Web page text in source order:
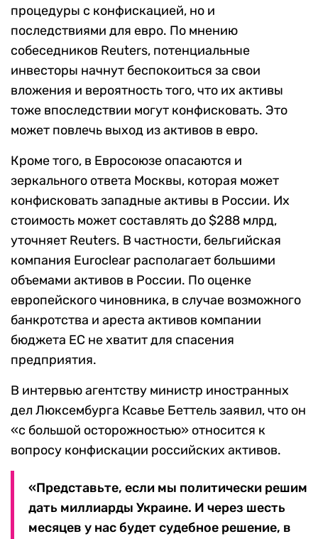
процедуры с конфискацией, но и
последствиями для евро. По мнению
собеседников Reuters, потенциальные
инвесторы начнут беспокоиться за свои
вложения и вероятность того, что их активы
тоже впоследствии могут конфисковать. Это
может повлечь выход из активов в евро.
Кроме того, в Евросоюзе опасаются и
зеркального ответа Москвы, которая может
конфисковать западные активы в России. Их
стоимость может составлять до $288 млрд,
уточняет Reuters. В частности, бельгийская
компания Euroclear располагает большими
объемами активов в России. По оценке
европейского чиновника, в случае возможного
банкротства и ареста активов компании
бюджета ЕС не хватит для спасения
предприятия.
В интервью агентству министр иностранных
дел Люксембурга Ксавье Беттель заявил, что он
«с большой осторожностью» относится к
вопросу конфискации российских активов.
«Представьте, если мы политически решим
дать миллиарды Украине. И через шесть
месяцев у нас будет судебное решение, в